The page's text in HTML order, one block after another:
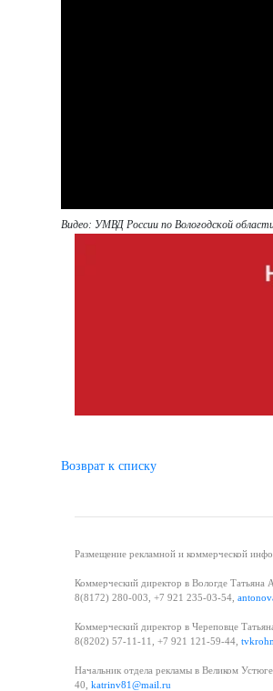
Видео: УМВД России по Вологодской
Возврат к списку
Размещение рекламной и коммерческой
Коммерческий директор в Вологде Татьяна
8(8172) 280-003, +7 921 235-03-54,
Коммерческий директор в Череповце
8(8202) 57-11-11, +7 921 121-59-44,
Начальник отдела рекламы в Великом
40, katrinv81@mail.ru